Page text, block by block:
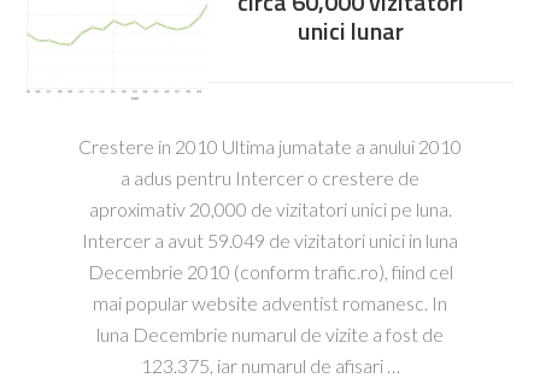
unici lunar
Crestere in 2010 Ultima jumatate a anului 2010
a adus pentru Intercer o crestere de
aproximativ 20,000 de vizitatori unici pe luna.
Intercer a avut 59.049 de vizitatori unici in luna
Decembrie 2010 (conform trafic.ro), fiind cel
mai popular website adventist romanesc. In
luna Decembrie numarul de vizite a fost de
123.375, iar numarul de afisari …